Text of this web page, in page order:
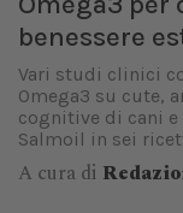
benessere
Vari studi clinici
Omega3 su cute,
cognitive di cani
Salmoil in sei
A cura di